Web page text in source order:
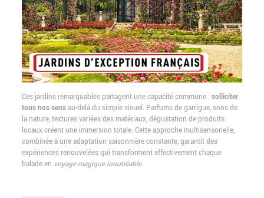
Ces jardins remarquables partagent une capacité commune : solliciter
tous nos sensau-delà du simple visuel. Parfums de garrigue, sons de
la nature, textures variées des matériaux, dégustation de produits
locaux créent une immersion totale. Cette approche multisensorielle,
combinée à une adaptation saisonnière constante, garantit des
expériences renouvelées qui transforment effectivement chaque
balade en voyage magique inoubliable.